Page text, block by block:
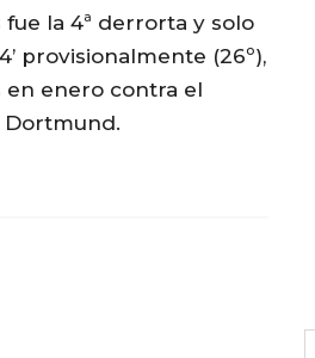
fue la 4ª derrorta y solo
provisionalmente (26º),
en enero contra el
Dortmund.